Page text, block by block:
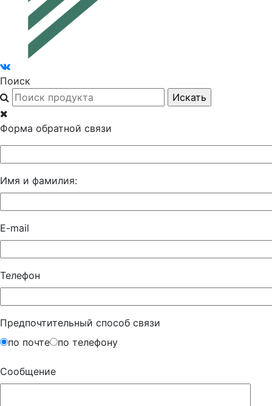
Поиск
Форма обратной связи
Имя и фамилия:
E-mail
Телефон
Предпочтительный способ связи
по почте
по телефону
Сообщение